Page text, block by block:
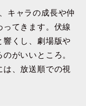
キャラの成長や仲
ってきます。伏線
響くし、劇場版や
がいいところ。
、放送順での視